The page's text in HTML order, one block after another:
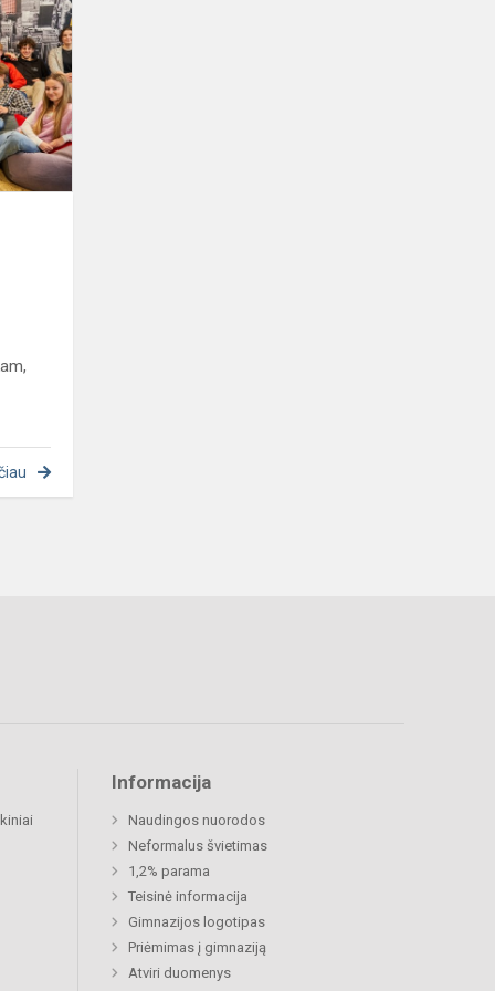
apžvalga
Informacija
Naudingos nuorodos
Neformalus švietimas
1,2% parama
Teisinė informacija
Gimnazijos logotipas
Priėmimas į gimnaziją
Atviri duomenys